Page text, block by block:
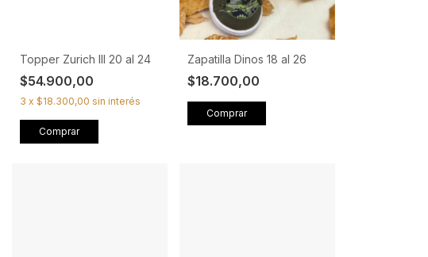
Topper Zurich III 20 al 24
$54.900,00
3 x $18.300,00 sin interés
Comprar
Zapatilla Dinos 18 al 26
$18.700,00
Comprar